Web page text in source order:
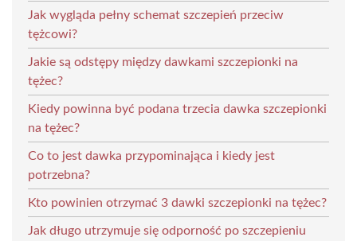
Jak wygląda pełny schemat szczepień przeciw
tężcowi?
Jakie są odstępy między dawkami szczepionki na
tężec?
Kiedy powinna być podana trzecia dawka szczepionki
na tężec?
Co to jest dawka przypominająca i kiedy jest
potrzebna?
Kto powinien otrzymać 3 dawki szczepionki na tężec?
Jak długo utrzymuje się odporność po szczepieniu